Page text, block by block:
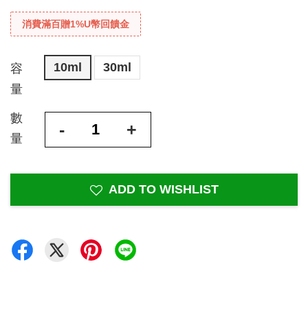
消費滿百贈1%U幣回饋金
容
量
10ml 30ml
數
量
- +
ADD TO WISHLIST